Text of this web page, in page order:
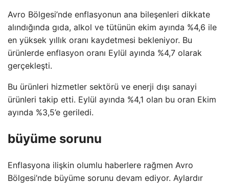
Avro Bölgesi’nde enflasyonun ana bileşenleri dikkate
alındığında gıda, alkol ve tütünün ekim ayında %4,6 ile
en yüksek yıllık oranı kaydetmesi bekleniyor. Bu
ürünlerde enflasyon oranı Eylül ayında %4,7 olarak
gerçekleşti.
Bu ürünleri hizmetler sektörü ve enerji dışı sanayi
ürünleri takip etti. Eylül ayında %4,1 olan bu oran Ekim
ayında %3,5’e geriledi.
büyüme sorunu
Enflasyona ilişkin olumlu haberlere rağmen Avro
Bölgesi’nde büyüme sorunu devam ediyor. Aylardır